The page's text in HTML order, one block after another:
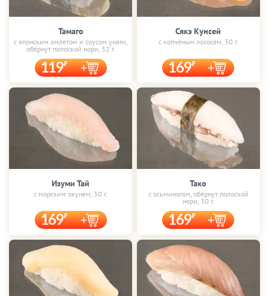
Тамаго
с японским омлетом и соусом унаги,
обёрнут полоской нори, 32 г.
119
Сякэ Кунсей
с копчёным лососем, 30 г.
169
Изуми Тай
с морским окунем, 30 г.
169
Тако
с осьминогом, обёрнут полоской
нори, 30 г.
169